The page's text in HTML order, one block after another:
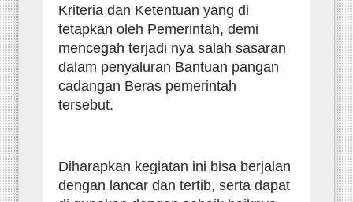
Kriteria dan Ketentuan yang di
tetapkan oleh Pemerintah, demi
mencegah terjadi nya salah sasaran
dalam penyaluran Bantuan pangan
cadangan Beras pemerintah
tersebut.
Diharapkan kegiatan ini bisa berjalan
dengan lancar dan tertib, serta dapat